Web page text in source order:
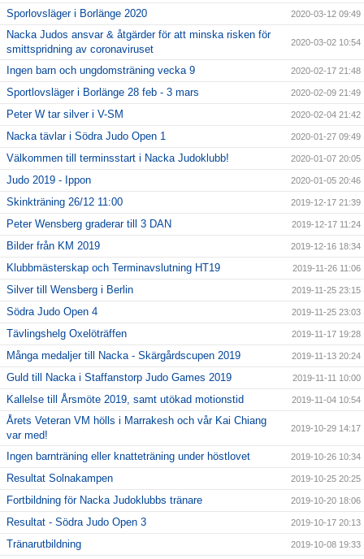
Sporlovsläger i Borlänge 2020 2020-03-12 09:49
Nacka Judos ansvar & åtgärder för att minska risken för
smittspridning av coronaviruset
2020-03-02 10:54
Ingen barn och ungdomsträning vecka 9 2020-02-17 21:48
Sportlovsläger i Borlänge 28 feb - 3 mars 2020-02-09 21:49
Peter W tar silver i V-SM 2020-02-04 21:42
Nacka tävlar i Södra Judo Open 1 2020-01-27 09:49
Välkommen till terminsstart i Nacka Judoklubb! 2020-01-07 20:05
Judo 2019 - Ippon 2020-01-05 20:46
Skinkträning 26/12 11:00 2019-12-17 21:39
Peter Wensberg graderar till 3 DAN 2019-12-17 11:24
Bilder från KM 2019 2019-12-16 18:34
Klubbmästerskap och Terminavslutning HT19 2019-11-26 11:06
Silver till Wensberg i Berlin 2019-11-25 23:15
Södra Judo Open 4 2019-11-25 23:03
Tävlingshelg Oxelöträffen 2019-11-17 19:28
Många medaljer till Nacka - Skärgårdscupen 2019 2019-11-13 20:24
Guld till Nacka i Staffanstorp Judo Games 2019 2019-11-11 10:00
Kallelse till Årsmöte 2019, samt utökad motionstid 2019-11-04 10:54
Årets Veteran VM hölls i Marrakesh och vår Kai Chiang
var med!
2019-10-29 14:17
Ingen barnträning eller knatteträning under höstlovet 2019-10-26 10:34
Resultat Solnakampen 2019-10-25 20:25
Fortbildning för Nacka Judoklubbs tränare 2019-10-20 18:06
Resultat - Södra Judo Open 3 2019-10-17 20:13
Tränarutbildning 2019-10-08 19:33